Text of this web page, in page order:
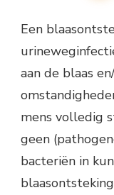
Een
aan de blaas
mens volledig
geen
bacteriën in